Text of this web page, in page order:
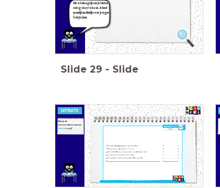
Het is belangrijk om je teksten
rustig door te lezen. Je leest
namelijk makkelijk over je eigen
foutjes heen.
Slide 29 - Slide
Ken je de
succescriteria van een
verhaal nog?